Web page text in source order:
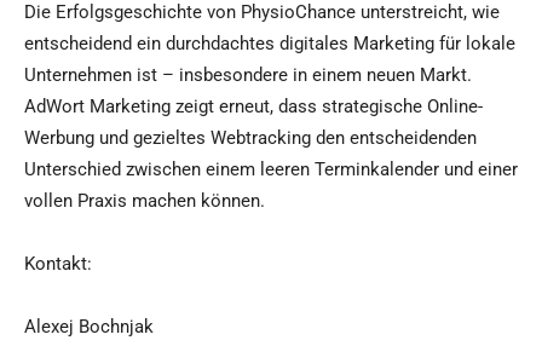
Die Erfolgsgeschichte von PhysioChance unterstreicht, wie
entscheidend ein durchdachtes digitales Marketing für lokale
Unternehmen ist – insbesondere in einem neuen Markt.
AdWort Marketing zeigt erneut, dass strategische Online-
Werbung und gezieltes Webtracking den entscheidenden
Unterschied zwischen einem leeren Terminkalender und einer
vollen Praxis machen können.
Kontakt:
Alexej Bochnjak